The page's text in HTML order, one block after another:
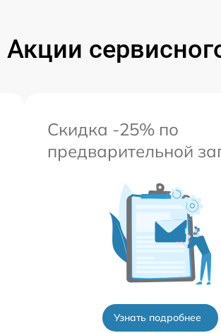
Акции
Скидка -25% по
предварительной
Узнать подробнее